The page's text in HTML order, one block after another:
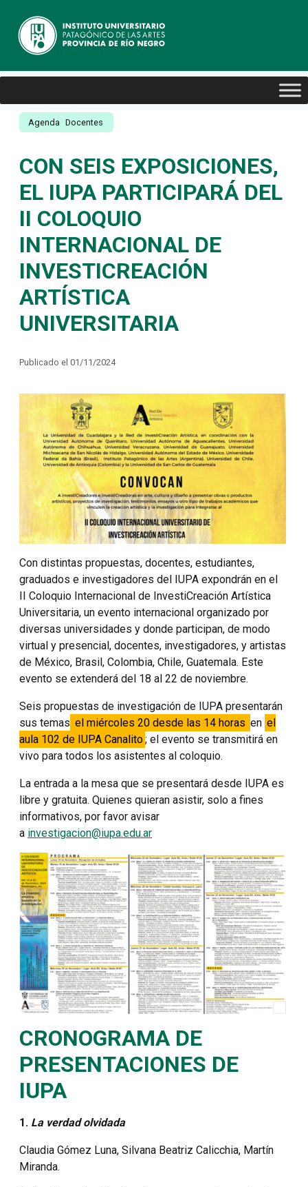
Agenda Docentes
CON SEIS EXPOSICIONES,
EL IUPA PARTICIPARÁ DEL
II COLOQUIO
INTERNACIONAL DE
INVESTICREACIÓN
ARTÍSTICA
UNIVERSITARIA
Publicado el 01/11/2024
Con distintas propuestas, docentes, estudiantes,
graduados e investigadores del IUPA expondrán en el
II Coloquio Internacional de InvestiCreación Artística
Universitaria, un evento internacional organizado por
diversas universidades y donde participan, de modo
virtual y presencial, docentes, investigadores, y artistas
de México, Brasil, Colombia, Chile, Guatemala. Este
evento se extenderá del 18 al 22 de noviembre.
Seis propuestas de investigación de IUPA presentarán
sus temas el miércoles 20 desde las 14 horas en el
aula 102 de IUPA Canalito; el evento se transmitirá en
vivo para todos los asistentes al coloquio.
La entrada a la mesa que se presentará desde IUPA es
libre y gratuita. Quienes quieran asistir, solo a fines
informativos, por favor avisar
a investigacion@iupa.edu.ar
CRONOGRAMA DE
PRESENTACIONES DE
IUPA
1. La verdad olvidada
Claudia Gómez Luna, Silvana Beatriz Calicchia, Martín
Miranda.